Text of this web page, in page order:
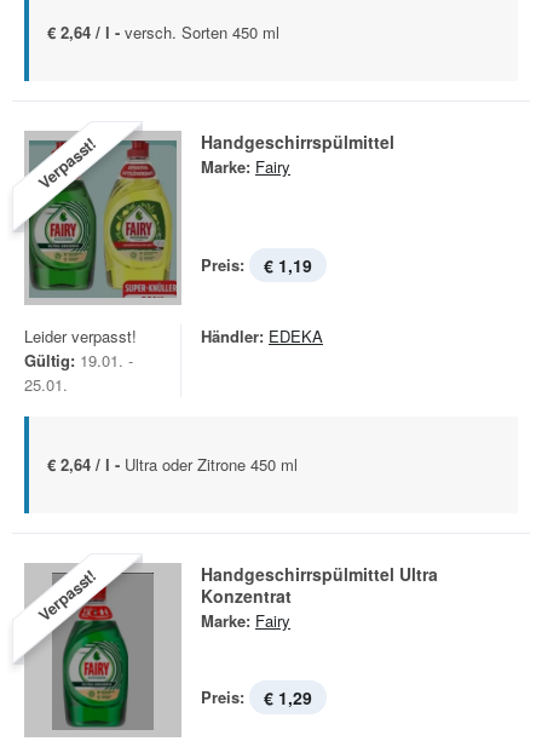
€ 2,64 / l - versch. Sorten 450 ml
Verpasst! Handgeschirrspülmittel
Marke: Fairy
Preis: € 1,19
Leider verpasst!
Gültig: 19.01. -
25.01.
Händler: EDEKA
€ 2,64 / l - Ultra oder Zitrone 450 ml
Verpasst!
Handgeschirrspülmittel Ultra
Konzentrat
Marke: Fairy
Preis: € 1,29